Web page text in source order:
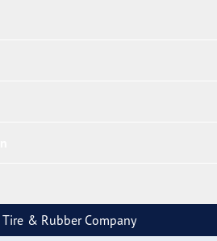
& Rubber Company